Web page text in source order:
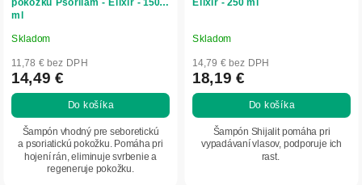
ml
Priemerné
hodnotenie
produktu
je
hviezdičiek.
Skladom
11,78 € bez DPH
14,49 €
Do košíka
Šampón vhodný pre seboretickú
a psoriatickú pokožku. Pomáha pri
hojení rán, eliminuje svrbenie a
regeneruje pokožku.
Priemerné
hodnotenie
produktu
je
Skladom
14,79 € bez DPH
18,19 €
Do košíka
Šampón Shijalit pomáha pri
vypadávaní vlasov, podporuje ich
rast.